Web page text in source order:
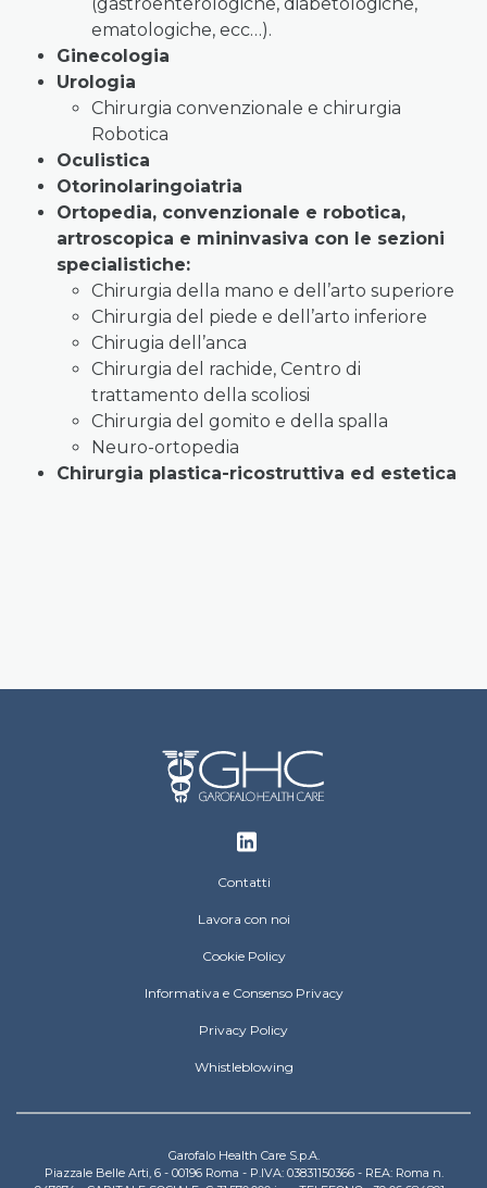
ematologiche, ecc…).
Ginecologia
Urologia
Chirurgia convenzionale e chirurgia
Robotica
Oculistica
Otorinolaringoiatria
Ortopedia, convenzionale e robotica,
artroscopica e mininvasiva con le sezioni
specialistiche:
Chirurgia della mano e dell’arto superiore
Chirurgia del piede e dell’arto inferiore
Chirugia dell’anca
Chirurgia del rachide, Centro di
trattamento della scoliosi
Chirurgia del gomito e della spalla
Neuro-ortopedia
Chirurgia plastica-ricostruttiva ed estetica
Contatti
Lavora con noi
Cookie Policy
Informativa e Consenso Privacy
Privacy Policy
Whistleblowing
Garofalo Health Care S.p.A.
Piazzale Belle Arti, 6 - 00196 Roma - P.IVA: 03831150366 - REA: Roma n.